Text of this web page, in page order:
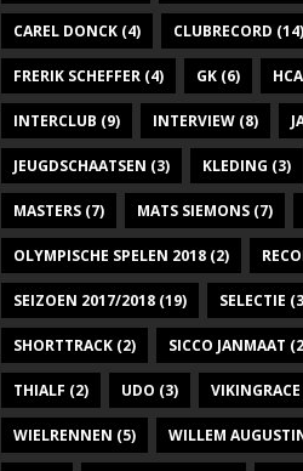
CAREL DONCK (4) CLUBRECORD (14)
FRERIK SCHEFFER (4) GK (6)
INTERCLUB (9) INTERVIEW (8)
JEUGDSCHAATSEN (3) KLEDING (3)
MASTERS (7) MATS SIEMONS (7)
OLYMPISCHE SPELEN 2018 (2)
SEIZOEN 2017/2018 (19) SELECTIE
SHORTTRACK (2) SICCO JANMAAT
THIALF (2) UDO (3) VIKINGRACE
WIELRENNEN (5) WILLEM